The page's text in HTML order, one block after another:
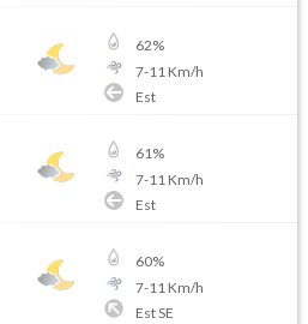
62%
7-11 Km/h
Est
61%
7-11 Km/h
Est
60%
7-11 Km/h
Est SE